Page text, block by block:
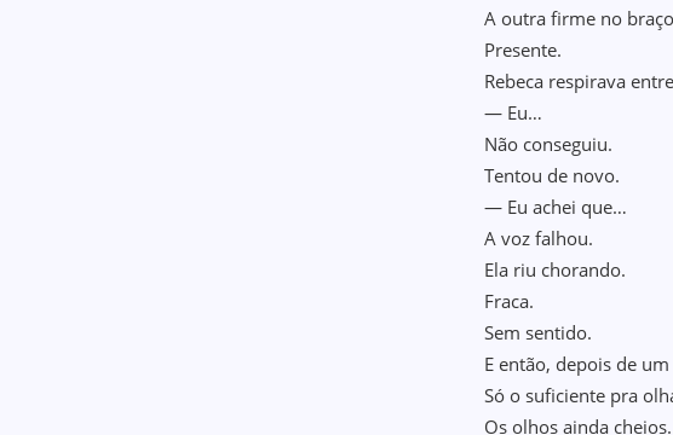
A outra firme no
Presente.
Rebeca respirava
— Eu…
Não conseguiu.
Tentou de novo.
— Eu achei que…
A voz falhou.
Ela riu chorando.
Fraca.
Sem sentido.
E então, depois de
Só o suficiente pra
Os olhos ainda cheios.